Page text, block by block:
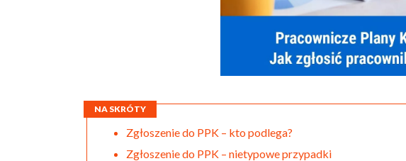
NA SKRÓTY
Zgłoszenie do PPK – kto podlega?
Zgłoszenie do PPK – nietypowe przypadki